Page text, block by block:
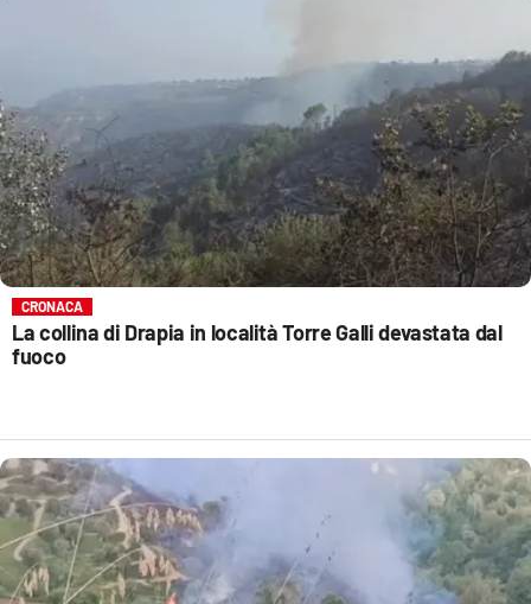
CRONACA
La collina di Drapia in località Torre Galli devastata dal
fuoco